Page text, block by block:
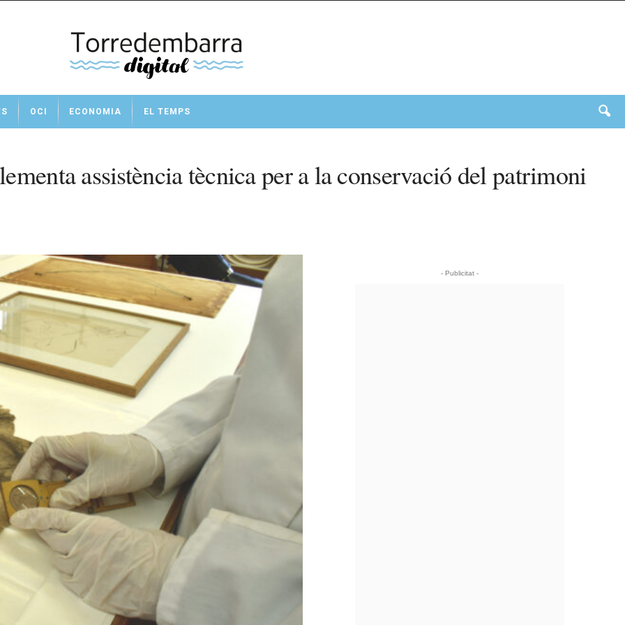
OCI ECONOMIA EL TEMPS
assistència tècnica per a la conservació del patrimoni
- Publicitat -